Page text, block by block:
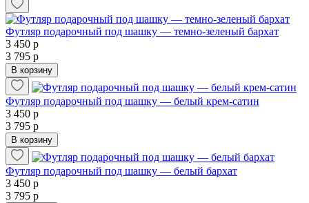
Футляр подарочный под шашку — темно-зеленый бархат
3 450 р
3 795 р
В корзину
Футляр подарочный под шашку — белый крем-сатин
3 450 р
3 795 р
В корзину
Футляр подарочный под шашку — белый бархат
3 450 р
3 795 р